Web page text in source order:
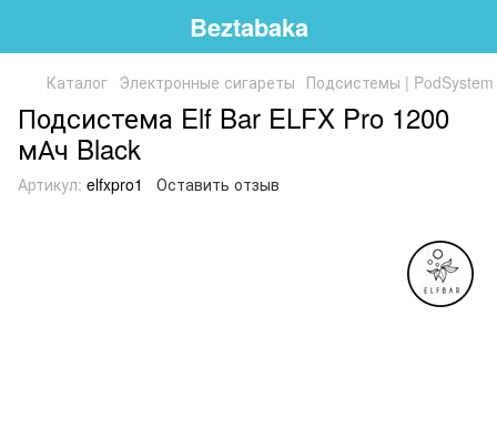
Beztabaka
Каталог Электронные сигареты Подсистемы | PodSystem
Подсистема Elf Bar ELFX Pro 1200
мАч Black
Артикул: elfxpro1 Оставить отзыв